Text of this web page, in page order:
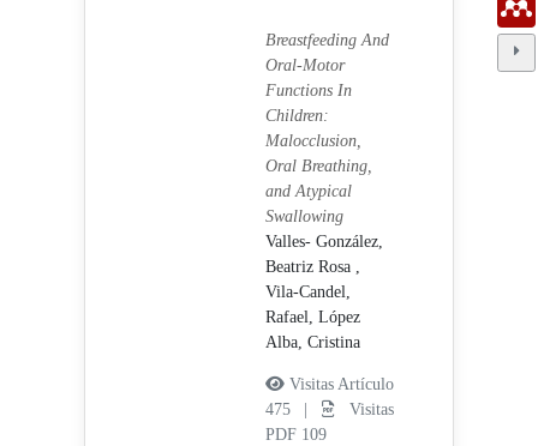
Breastfeeding And
Oral-Motor
Functions In
Children:
Malocclusion,
Oral Breathing,
and Atypical
Swallowing
Valles- González,
Beatriz Rosa ,
Vila-Candel,
Rafael, López
Alba, Cristina
Visitas Artículo
475 |
Visitas
PDF 109